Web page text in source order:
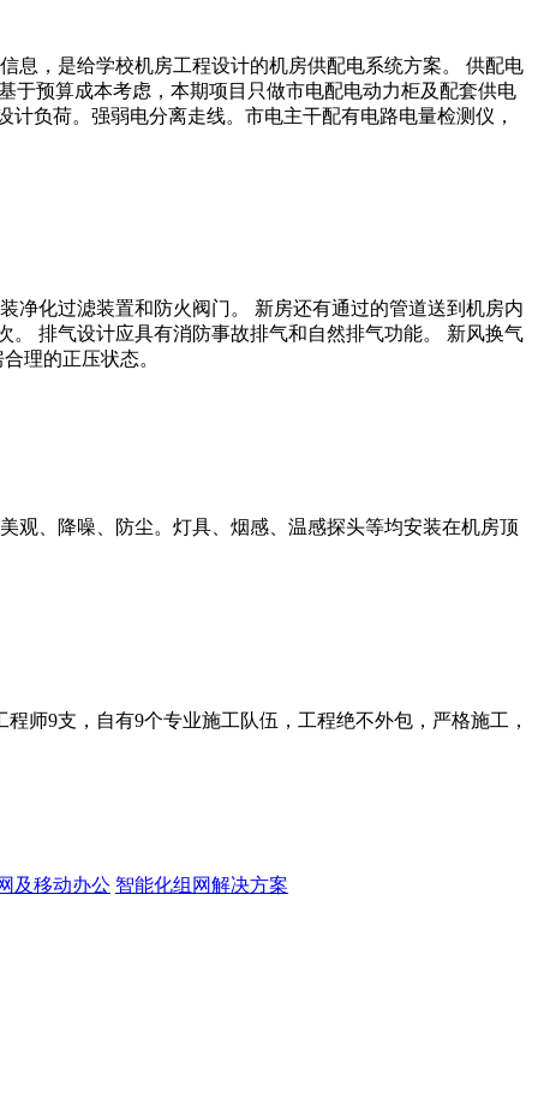
息，是给学校机房工程设计的机房供配电系统方案。 供配电
于预算成本考虑，本期项目只做市电配电动力柜及配套供电
负荷。强弱电分离走线。市电主干配有电路电量检测仪，
净化过滤装置和防火阀门。 新房还有通过的管道送到机房内
排气设计应具有消防事故排气和自然排气功能。 新风换气
理的正压状态。
观、降噪、防尘。灯具、烟感、温感探头等均安装在机房顶
师9支，自有9个专业施工队伍，工程绝不外包，严格施工，
及移动办公 智能化组网解决方案